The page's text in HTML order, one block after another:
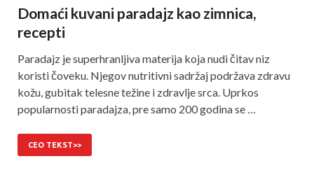
Domaći kuvani paradajz kao zimnica,
recepti
Paradajz je superhranljiva materija koja nudi čitav niz
koristi čoveku. Njegov nutritivni sadržaj podržava zdravu
kožu, gubitak telesne težine i zdravlje srca. Uprkos
popularnosti paradajza, pre samo 200 godina se …
CEO TEKST>>